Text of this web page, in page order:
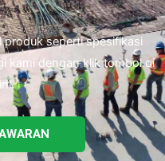
seperti spesifikasi
kami dengan klik tombol di